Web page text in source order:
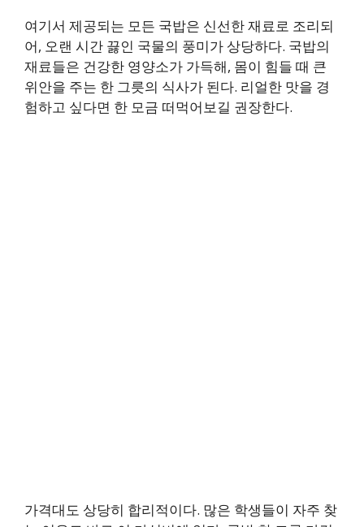
여기서 제공되는 모든 국밥은 신선한 재료로 조리되
어, 오랜 시간 끓인 국물의 풍미가 상당하다. 국밥의
재료들은 건강한 영양소가 가득해, 몸이 힘들 때 큰
위안을 주는 한 그릇의 식사가 된다. 리얼한 맛을 경
험하고 싶다면 한 모금 떠먹어보길 권장한다.
가격대도 상당히 합리적이다. 많은 학생들이 자주 찾